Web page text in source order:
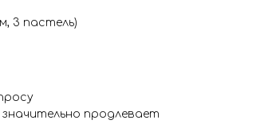
3 пастель)
продлевает